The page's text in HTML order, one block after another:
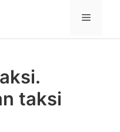
MENÜ
taksi